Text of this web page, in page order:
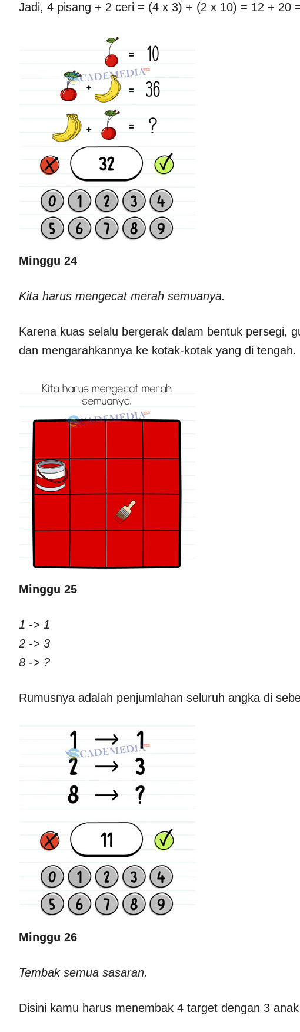
Jadi, 4 pisang + 2 ceri = (4 x 3) + (2 x 10) = 12 + 20
Minggu 24
Kita harus mengecat merah semuanya.
Karena kuas selalu bergerak dalam bentuk persegi,
dan mengarahkannya ke kotak-kotak yang di tengah.
Minggu 25
1 -> 1
2 -> 3
8 -> ?
Rumusnya adalah penjumlahan seluruh angka di
Minggu 26
Tembak semua sasaran.
Disini kamu harus menembak 4 target dengan 3